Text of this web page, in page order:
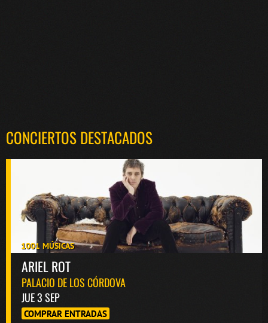
CONCIERTOS DESTACADOS
1001 MÚSICAS
ARIEL ROT
PALACIO DE LOS CÓRDOVA
JUE 3 SEP
COMPRAR ENTRADAS